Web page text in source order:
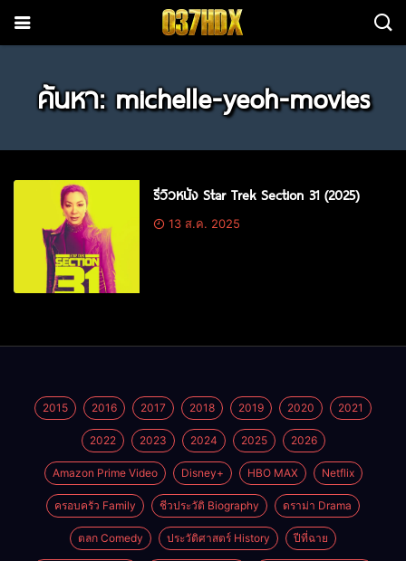
ค้นหา: michelle-yeoh-movies
รีวิวหนัง Star Trek Section 31 (2025)
13 ส.ค. 2025
2015 2016 2017 2018 2019 2020 2021
2022 2023 2024 2025 2026
Amazon Prime Video Disney+ HBO MAX Netflix
ครอบครัว Family ชีวประวัติ Biography ดราม่า Drama
ตลก Comedy ประวัติศาสตร์ History ปีที่ฉาย